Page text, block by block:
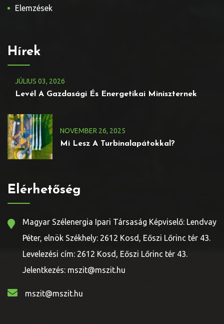
Elemzések
Hírek
JÚLIUS 03, 2026
Levél A Gazdasági És Energetikai Miniszternek
NOVEMBER 26, 2025
Mi Lesz A Turbinalapátokkal?
Elérhetőség
Magyar Szélenergia Ipari Társaság Képviselő: Lendvay
Péter, elnök Székhely: 2612 Kosd, Eőszi Lőrinc tér 43.
Levelezési cím: 2612 Kosd, Eőszi Lőrinc tér 43.
Jelentkezés: mszit@mszit.hu
mszit@mszit.hu